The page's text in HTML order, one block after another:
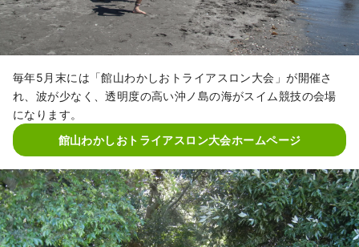
毎年5月末には「館山わかしおトライアスロン大会」が開催さ
れ、波が少なく、透明度の高い沖ノ島の海がスイム競技の会場
になります。
館山わかしおトライアスロン大会ホームページ